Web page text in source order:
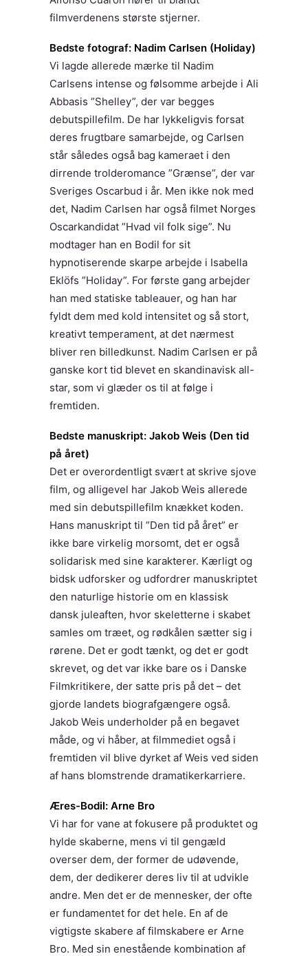
filmverdenens største stjerner.
Bedste fotograf: Nadim Carlsen (Holiday)
Vi lagde allerede mærke til Nadim
Carlsens intense og følsomme arbejde i Ali
Abbasis ”Shelley”, der var begges
debutspillefilm. De har lykkeligvis forsat
deres frugtbare samarbejde, og Carlsen
står således også bag kameraet i den
dirrende trolderomance ”Grænse”, der var
Sveriges Oscarbud i år. Men ikke nok med
det, Nadim Carlsen har også filmet Norges
Oscarkandidat ”Hvad vil folk sige”. Nu
modtager han en Bodil for sit
hypnotiserende skarpe arbejde i Isabella
Eklöfs ”Holiday”. For første gang arbejder
han med statiske tableauer, og han har
fyldt dem med kold intensitet og så stort,
kreativt temperament, at det nærmest
bliver ren billedkunst. Nadim Carlsen er på
ganske kort tid blevet en skandinavisk all-
star, som vi glæder os til at følge i
fremtiden.
Bedste manuskript: Jakob Weis (Den tid
på året)
Det er overordentligt svært at skrive sjove
film, og alligevel har Jakob Weis allerede
med sin debutspillefilm knækket koden.
Hans manuskript til ”Den tid på året” er
ikke bare virkelig morsomt, det er også
solidarisk med sine karakterer. Kærligt og
bidsk udforsker og udfordrer manuskriptet
den naturlige historie om en klassisk
dansk juleaften, hvor skeletterne i skabet
samles om træet, og rødkålen sætter sig i
rørene. Det er godt tænkt, og det er godt
skrevet, og det var ikke bare os i Danske
Filmkritikere, der satte pris på det – det
gjorde landets biografgængere også.
Jakob Weis underholder på en begavet
måde, og vi håber, at filmmediet også i
fremtiden vil blive dyrket af Weis ved siden
af hans blomstrende dramatikerkarriere.
Æres-Bodil: Arne Bro
Vi har for vane at fokusere på produktet og
hylde skaberne, mens vi til gengæld
overser dem, der former de udøvende,
dem, der dedikerer deres liv til at udvikle
andre. Men det er de mennesker, der ofte
er fundamentet for det hele. En af de
vigtigste skabere af filmskabere er Arne
Bro. Med sin enestående kombination af